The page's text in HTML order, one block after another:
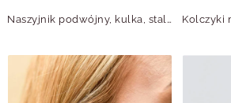
Naszyjnik podwójny, kulka, stal pozłacana S312356M00